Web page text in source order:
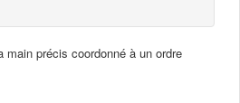
précis coordonné à un ordre